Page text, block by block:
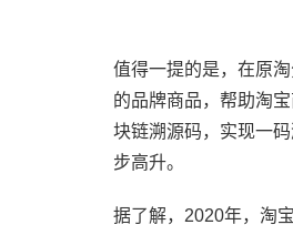
值得一提的是，在原
的品牌商品，帮助淘
块链溯源码，实现一
步高升。
据了解，2020年，淘